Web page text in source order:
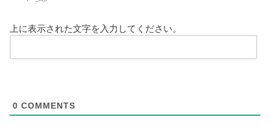
上に表示された文字を入力してください。
0 COMMENTS